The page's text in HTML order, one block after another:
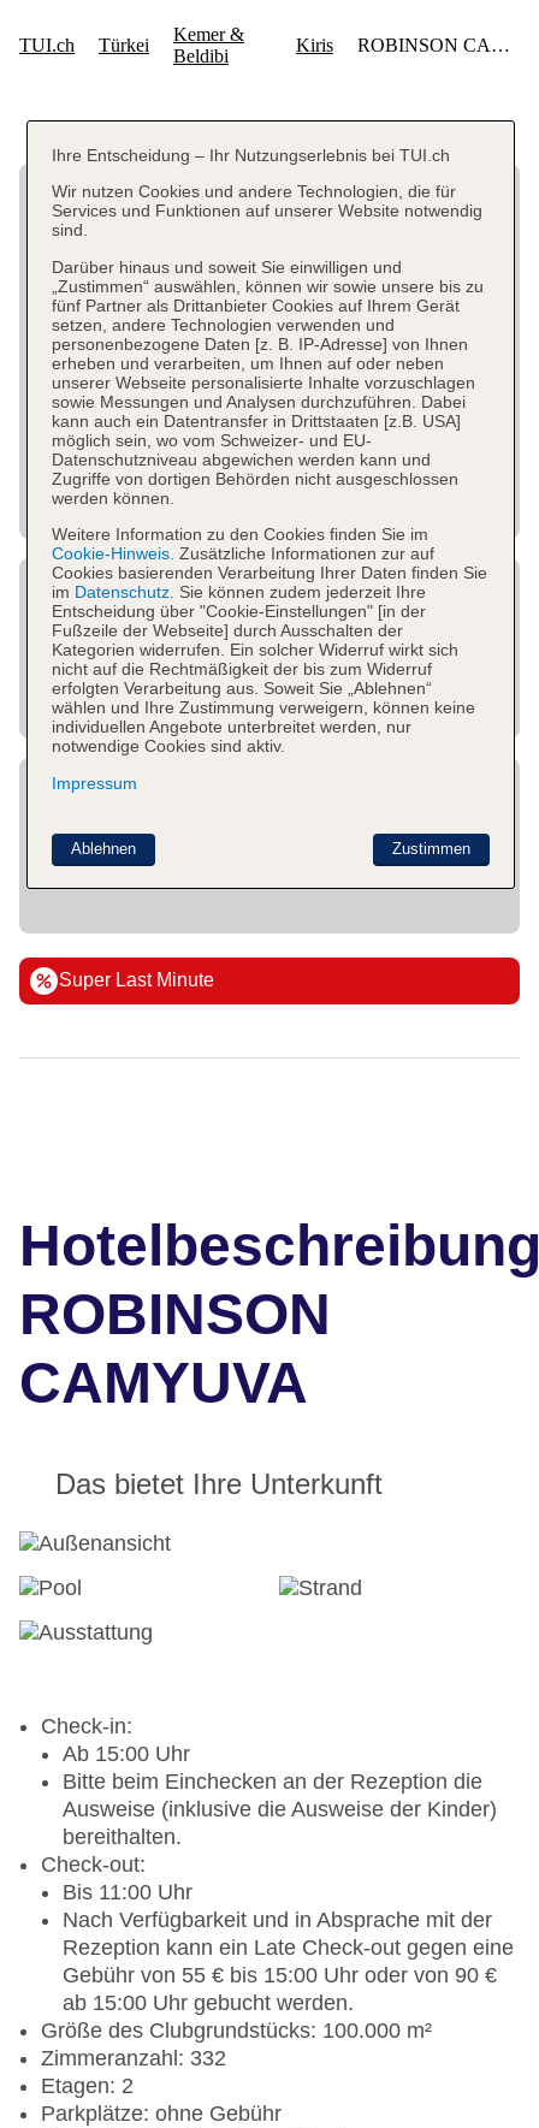
Super Last Minute
ROBINSON
CAMYUVA
Das bietet Ihre Unterkunft
Check-in:
Ab 15:00 Uhr
Bitte beim Einchecken an der Rezeption die
Ausweise (inklusive die Ausweise der Kinder)
bereithalten.
Check-out:
Bis 11:00 Uhr
Nach Verfügbarkeit und in Absprache mit der
Rezeption kann ein Late Check-out gegen eine
Gebühr von 55 € bis 15:00 Uhr oder von 90 €
ab 15:00 Uhr gebucht werden.
Größe des Clubgrundstücks: 100.000 m²
Zimmeranzahl: 332
Etagen: 2
Parkplätze: ohne Gebühr
Ihre Entscheidung – Ihr Nutzungserlebnis bei TUI.ch
Wir nutzen Cookies und andere Technologien, die für
Services und Funktionen auf unserer Website notwendig
sind.
Darüber hinaus und soweit Sie einwilligen und
„Zustimmen“ auswählen, können wir sowie unsere bis zu
fünf Partner als Drittanbieter Cookies auf Ihrem Gerät
setzen, andere Technologien verwenden und
personenbezogene Daten [z. B. IP-Adresse] von Ihnen
erheben und verarbeiten, um Ihnen auf oder neben
unserer Webseite personalisierte Inhalte vorzuschlagen
sowie Messungen und Analysen durchzuführen. Dabei
kann auch ein Datentransfer in Drittstaaten [z.B. USA]
möglich sein, wo vom Schweizer- und EU-
Datenschutzniveau abgewichen werden kann und
Zugriffe von dortigen Behörden nicht ausgeschlossen
werden können.
Weitere Information zu den Cookies finden Sie im
Cookie-Hinweis. Zusätzliche Informationen zur auf
Cookies basierenden Verarbeitung Ihrer Daten finden Sie
im Datenschutz. Sie können zudem jederzeit Ihre
Entscheidung über "Cookie-Einstellungen" [in der
Fußzeile der Webseite] durch Ausschalten der
Kategorien widerrufen. Ein solcher Widerruf wirkt sich
nicht auf die Rechtmäßigkeit der bis zum Widerruf
erfolgten Verarbeitung aus. Soweit Sie „Ablehnen“
wählen und Ihre Zustimmung verweigern, können keine
individuellen Angebote unterbreitet werden, nur
notwendige Cookies sind aktiv.
Impressum
Zustimmen
Ablehnen